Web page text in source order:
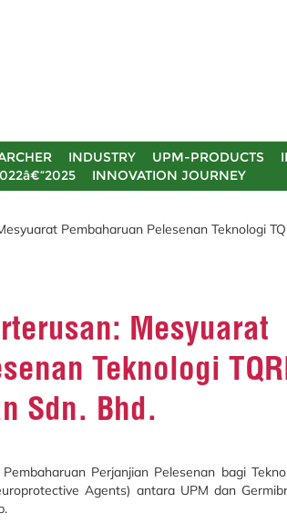
INDUSTRY UPM-PRODUCTS
INNOVATION JOURNEY
Pembaharuan Pelesenan Teknologi
Mesyuarat
Teknologi
Sdn. Bhd.
Perjanjian Pelesenan bagi
Agents) antara UPM dan